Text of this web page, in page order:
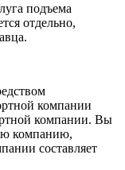
подъема
отдельно,
компании
компании. Вы
компанию,
составляет